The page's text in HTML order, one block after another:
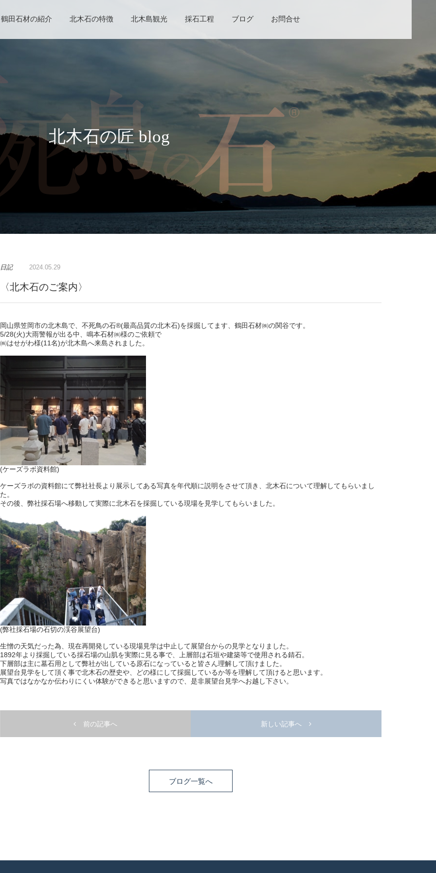
鶴田石材の紹介 北木石の特徴 北木島観光 採石工程 ブログ お問合せ
北木石の匠 blog
日記 2024.05.29
〈北木石のご案内〉
岡山県笠岡市の北木島で、不死鳥の石®(最高品質の北木石)を採掘してます、鶴田石材㈱の関谷です。
5/28(火)大雨警報が出る中、鳴本石材㈱様のご依頼で
㈱はせがわ様(11名)が北木島へ来島されました。
(ケーズラボ資料館)
ケーズラボの資料館にて弊社社長より展示してある写真を年代順に説明をさせて頂き、北木石について理解してもらいまし
た。
その後、弊社採石場へ移動して実際に北木石を採掘している現場を見学してもらいました。
(弊社採石場の石切の渓谷展望台)
生憎の天気だった為、現在再開発している現場見学は中止して展望台からの見学となりました。
1892年より採掘している採石場の山肌を実際に見る事で、上層部は石垣や建築等で使用される錆石。
下層部は主に墓石用として弊社が出している原石になっていると皆さん理解して頂けました。
展望台見学をして頂く事で北木石の歴史や、どの様にして採掘しているか等を理解して頂けると思います。
写真ではなかなか伝わりにくい体験ができると思いますので、是非展望台見学へお越し下さい。
前の記事へ 新しい記事へ
ブログ一覧へ